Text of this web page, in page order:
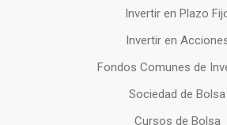
Invertir en Plazo
Invertir en
Fondos Comunes de
Sociedad de Bolsa
Cursos de Bolsa